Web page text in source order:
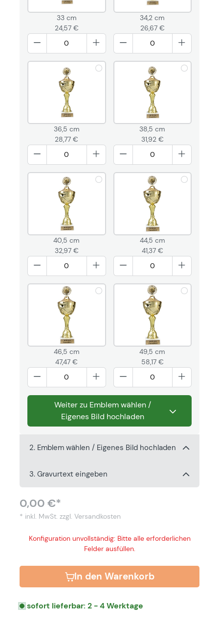
33 cm
24,57 €
34,2 cm
26,67 €
36,5 cm
28,77 €
38,5 cm
31,92 €
40,5 cm
32,97 €
44,5 cm
41,37 €
46,5 cm
47,47 €
49,5 cm
58,17 €
Weiter zu Emblem wählen /
Eigenes Bild hochladen
2. Emblem wählen / Eigenes Bild hochladen
3. Gravurtext eingeben
0,00 €*
* inkl. MwSt. zzgl. Versandkosten
Konfiguration unvollständig: Bitte alle erforderlichen
Felder ausfüllen.
In den Warenkorb
sofort lieferbar: 2 - 4 Werktage